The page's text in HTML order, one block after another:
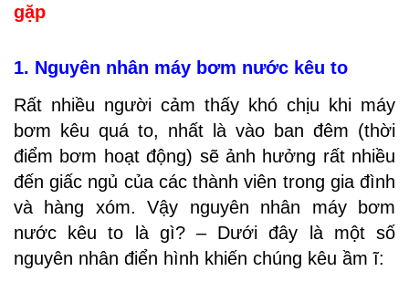
gặp
1. Nguyên nhân máy bơm nước kêu to
Rất nhiều người cảm thấy khó chịu khi máy
bơm kêu quá to, nhất là vào ban đêm (thời
điểm bơm hoạt động) sẽ ảnh hưởng rất nhiều
đến giấc ngủ của các thành viên trong gia đình
và hàng xóm. Vậy nguyên nhân máy bơm
nước kêu to là gì? – Dưới đây là một số
nguyên nhân điển hình khiến chúng kêu ầm ĩ: